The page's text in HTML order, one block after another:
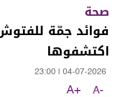
صحة
فوائد جمّة
اكتشفوها
04-07-2026
23:00
A-
A+